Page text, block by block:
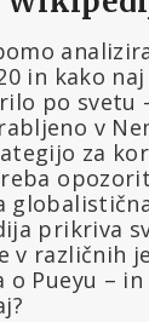
in kako
po svetu
v
za
prikriva
v različnih
o Pueyu –